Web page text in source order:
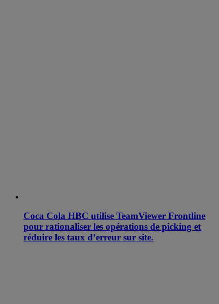
Coca Cola HBC utilise TeamViewer Frontline
pour rationaliser les opérations de picking et
réduire les taux d’erreur sur site.